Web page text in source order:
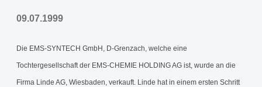
09.07.1999
Die EMS-SYNTECH GmbH, D-Grenzach, welche eine
Tochtergesellschaft der EMS-CHEMIE HOLDING AG ist, wurde an die
Firma Linde AG, Wiesbaden, verkauft. Linde hat in einem ersten Schritt